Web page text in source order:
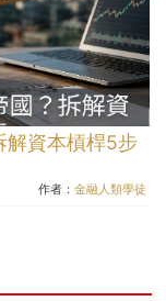
解資本槓桿5步
作者： 金融人類學徒